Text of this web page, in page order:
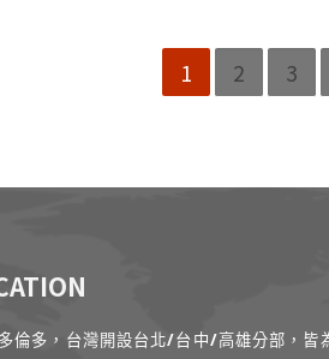
1 2 3
倫多，台灣開設台北/台中/高雄分部，皆